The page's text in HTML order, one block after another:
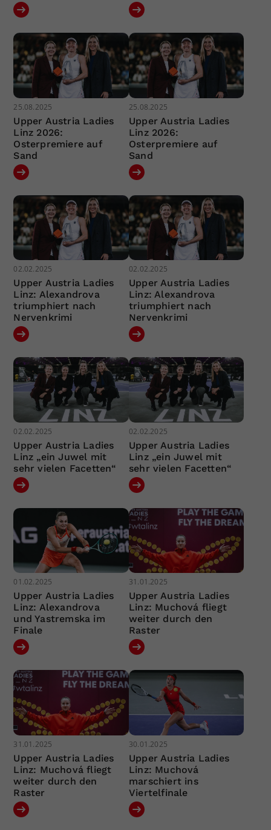
25.08.2025
Upper Austria Ladies
Linz 2026:
Osterpremiere auf
Sand
25.08.2025
Upper Austria Ladies
Linz 2026:
Osterpremiere auf
Sand
02.02.2025
Upper Austria Ladies
Linz: Alexandrova
triumphiert nach
Nervenkrimi
02.02.2025
Upper Austria Ladies
Linz: Alexandrova
triumphiert nach
Nervenkrimi
02.02.2025
Upper Austria Ladies
Linz „ein Juwel mit
sehr vielen Facetten“
02.02.2025
Upper Austria Ladies
Linz „ein Juwel mit
sehr vielen Facetten“
01.02.2025
Upper Austria Ladies
Linz: Alexandrova
und Yastremska im
Finale
31.01.2025
Upper Austria Ladies
Linz: Muchová fliegt
weiter durch den
Raster
31.01.2025
Upper Austria Ladies
Linz: Muchová fliegt
weiter durch den
Raster
30.01.2025
Upper Austria Ladies
Linz: Muchová
marschiert ins
Viertelfinale